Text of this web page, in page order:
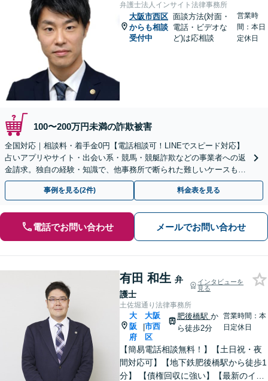
弁護士法人インサイト法律事務所
大阪市西区
からも相談
受付中
面談方法(対面・
電話・ビデオな
ど)は応相談
営業時
間：本日
定休日
100〜200万円未満の詐欺被害
全国対応｜相談料・着手金0円【電話相談可！LINEでスピード対応】
占いアプリやサイト・出会い系・競馬・競艇詐欺などの事業者への返
金請求。独自の経験・知識で、他事務所で断られた難しいケースも解
決に導いた実績あり。まずはお気軽にご相談ください
事例を見る(2件) 料金表を見る
電話でお問い合わせ メールでお問い合わせ
有田 和生 弁
護士
インタビューを
見る
土佐堀通り法律事務所
大
阪
府
|
大阪
市西
区
肥後橋駅 か
ら徒歩2分
営業時間：本
日定休日
【簡易電話相談無料！】【土日祝・夜
間対応可】【地下鉄肥後橋駅から徒歩1
分】 【債権回収に強い】【最新のイン